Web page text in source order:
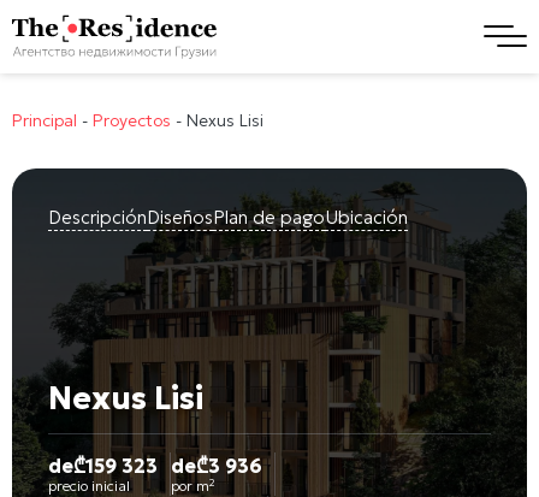
Principal - Proyectos - Nexus Lisi
DescripciónDiseñosPlan de pagoUbicación
Nexus Lisi
de₾159 323
precio inicial
de₾3 936
por m²